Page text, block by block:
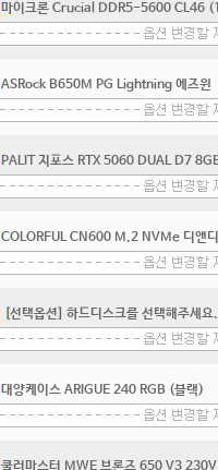
마이크론 Crucial DDR5-5600 CL46
ASRock B650M PG Lightning 에즈윈
PALIT 지포스 RTX 5060 DUAL D7
COLORFUL CN600 M.2 NVMe 디앤
[선택옵션] 하드디스크를 선택해주세요.
대양케이스 ARIGUE 240 RGB (블랙)
쿨러마스터 MWE 브론즈 650 V3